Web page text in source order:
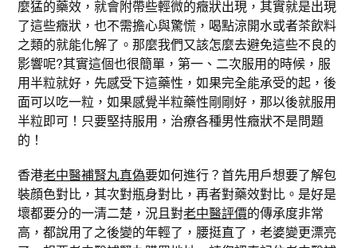
麼猛的藥效，就會附帶些輕微的癥狀出現，其實就是出現
了這些癥狀，也不需擔心與驚慌，喝點涼開水或者茶飲料
之類的就能化解了。那麼我們又該怎麼去避免這些不良的
影響呢?其實這個也很簡單，第一、二次服用的時候，服
用半粒就好，先感受下這藥性，如果完全能承受的起，後
面可以吃一粒，如果感覺半粒藥性剛剛好，那以後就服用
半粒即可！只要堅持服用，治療各種男性癥狀不是問題
的！
香港老中醫補腎丸真偽要如何進行？首先用戶想要了解包
裝顔色對比，其次對瓶身對比，再者對藥效對比。是好是
壞都要分的一清二楚，況且對老中醫評價的傳承度非常
高，都說用了之後變的年輕了，腰挺直了，老婆變更漂亮